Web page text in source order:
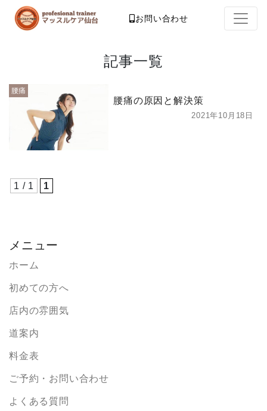
お問い合わせ
記事一覧
腰痛
腰痛の原因と解決策
2021年10月18日
1 / 1 1
メニュー
ホーム
初めての方へ
店内の雰囲気
道案内
料金表
ご予約・お問い合わせ
よくある質問